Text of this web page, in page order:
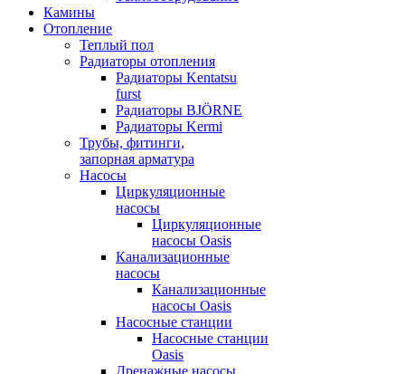
Камины
Отопление
Теплый пол
Радиаторы отопления
Радиаторы Kentatsu
furst
Радиаторы BJÖRNE
Радиаторы Kermi
Трубы, фитинги,
запорная арматура
Насосы
Циркуляционные
насосы
Циркуляционные
насосы Oasis
Канализационные
насосы
Канализационные
насосы Oasis
Насосные станции
Насосные станции
Oasis